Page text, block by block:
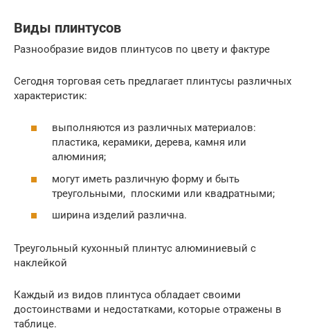
Виды плинтусов
Разнообразие видов плинтусов по цвету и фактуре
Сегодня торговая сеть предлагает плинтусы различных
характеристик:
выполняются из различных материалов:
пластика, керамики, дерева, камня или
алюминия;
могут иметь различную форму и быть
треугольными, плоскими или квадратными;
ширина изделий различна.
Треугольный кухонный плинтус алюминиевый с
наклейкой
Каждый из видов плинтуса обладает своими
достоинствами и недостатками, которые отражены в
таблице.